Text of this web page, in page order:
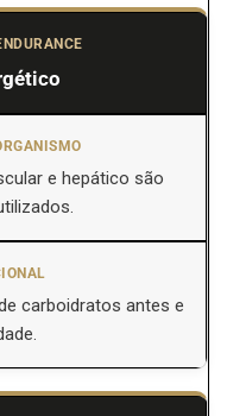
e hepático são
carboidratos antes e